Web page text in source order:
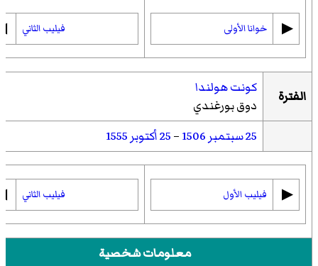
▶︎ خوانا الأولى فيليب الثاني
الفترة
كونت هولندا
دوق بورغندي
25 سبتمبر
1506
–25 أكتوبر 1555
▶︎ فيليب الأول فيليب الثاني
معلومات شخصية